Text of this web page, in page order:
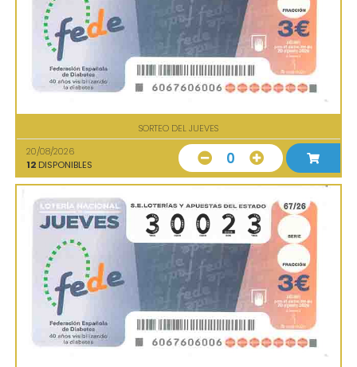
SORTEO DEL JUEVES
20/08/2026
12 DISPONIBLES 0